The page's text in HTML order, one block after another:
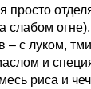
просто
слабом
– с луком,
и
риса и